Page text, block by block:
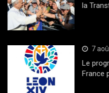
la
7
Le
France